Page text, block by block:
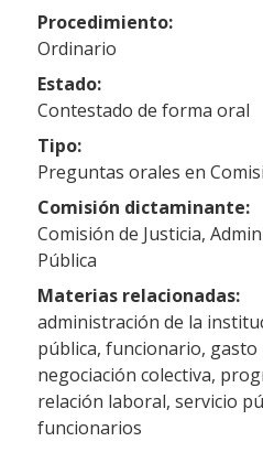
Procedimiento:
Ordinario
Estado:
Contestado de forma oral
Tipo:
Preguntas orales en
Comisión dictaminante:
Comisión de Justicia,
Pública
Materias relacionadas:
administración de la
pública, funcionario, gasto
negociación colectiva,
relación laboral, servicio
funcionarios